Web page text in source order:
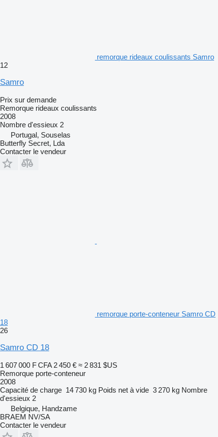
remorque rideaux coulissants Samro
12
Samro
Prix sur demande
Remorque rideaux coulissants
2008
Nombre d'essieux 2
Portugal, Souselas
Butterfly Secret, Lda
Contacter le vendeur
remorque porte-conteneur Samro CD
18
26
Samro CD 18
1 607 000 F CFA 2 450 € ≈ 2 831 $US
Remorque porte-conteneur
2008
Capacité de charge 14 730 kg Poids net à vide 3 270 kg Nombre
d'essieux 2
Belgique, Handzame
BRAEM NV/SA
Contacter le vendeur